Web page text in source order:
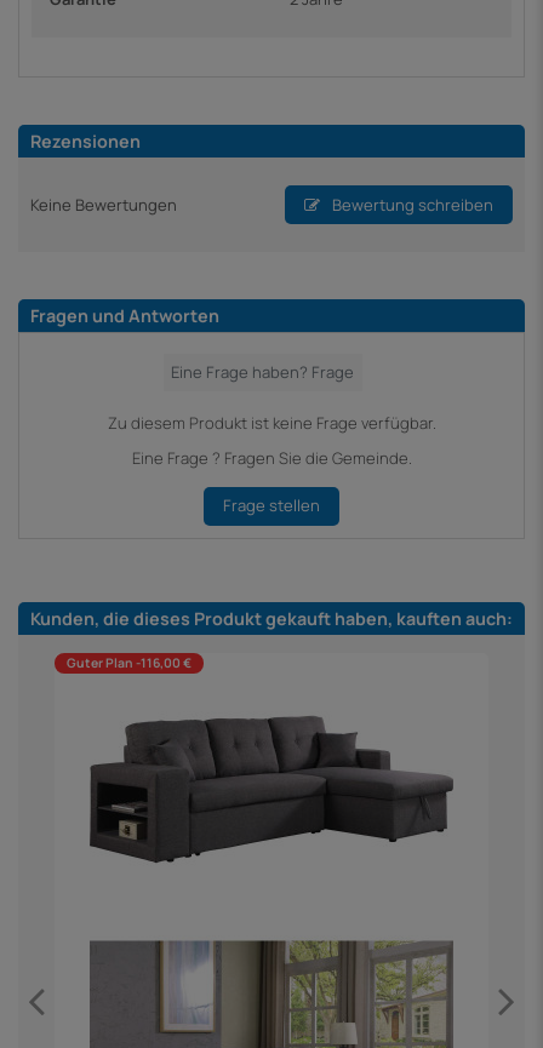
Rezensionen
Keine Bewertungen Bewertung schreiben
Fragen und Antworten
Zu diesem Produkt ist keine Frage verfügbar.
Eine Frage ? Fragen Sie die Gemeinde.
Frage stellen
Kunden, die dieses Produkt gekauft haben, kauften auch:
Guter Plan -116,00 €